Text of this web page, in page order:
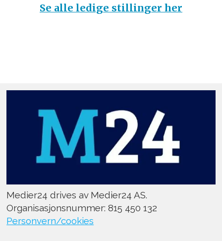
Se alle ledige stillinger her
Medier24 drives av Medier24 AS.
Organisasjonsnummer: 815 450 132
Personvern/cookies